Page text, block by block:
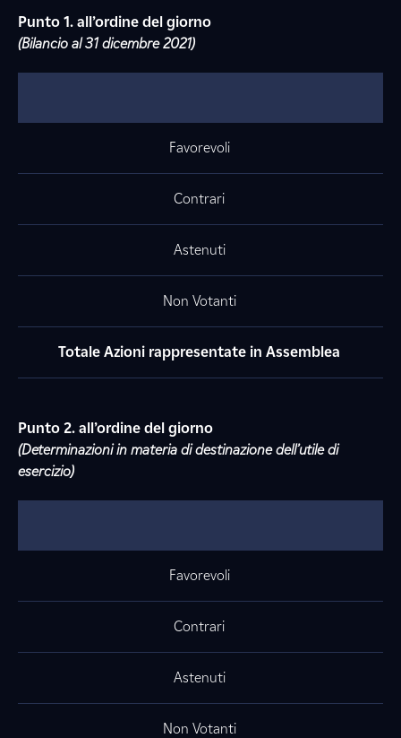
Punto 1. all’ordine del giorno
(Bilancio al 31 dicembre 2021)
Favorevoli
Contrari
Astenuti
Non Votanti
Totale Azioni rappresentate in Assemblea
Punto 2. all’ordine del giorno
(Determinazioni in materia di destinazione dell’utile di
esercizio)
Favorevoli
Contrari
Astenuti
Non Votanti